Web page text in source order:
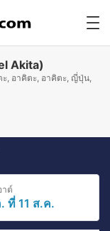
Akita)
, อาคิตะ, อาคิตะ, ญี่ปุ่น,
าต์
ที่ 11 ส.ค.